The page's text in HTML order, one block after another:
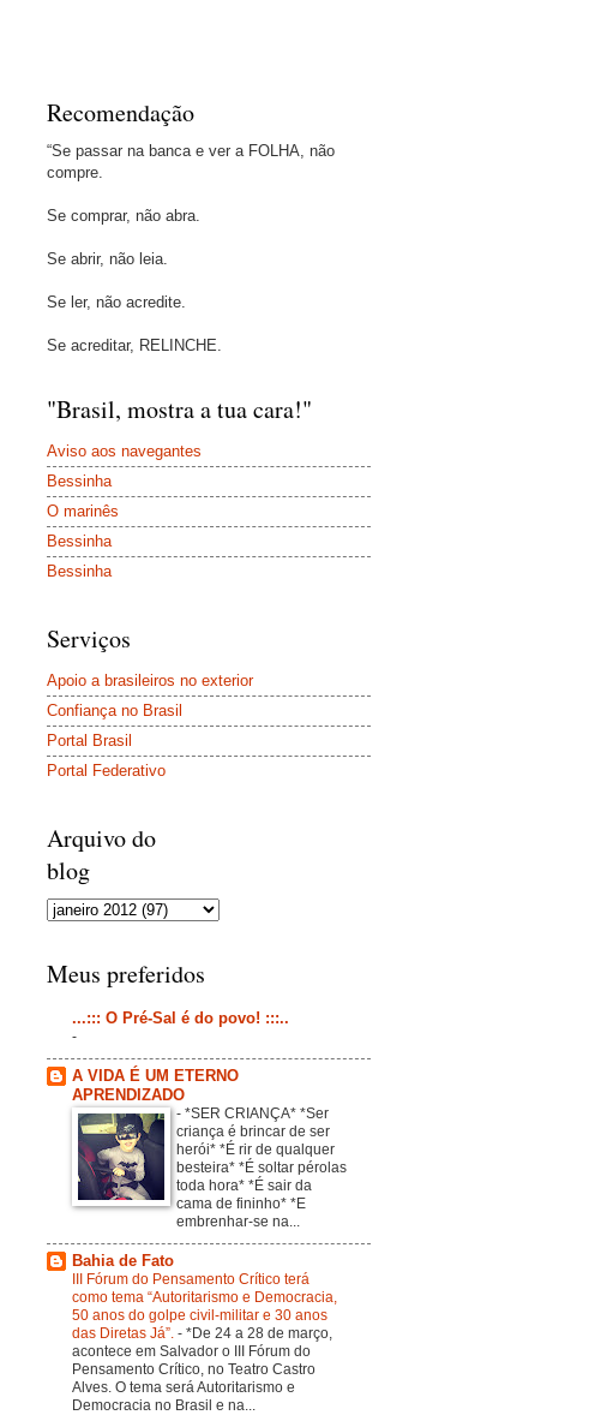
Recomendação
“Se passar na banca e ver a FOLHA, não
compre.
Se comprar, não abra.
Se abrir, não leia.
Se ler, não acredite.
Se acreditar, RELINCHE.
"Brasil, mostra a tua cara!"
Aviso aos navegantes
Bessinha
O marinês
Bessinha
Bessinha
Serviços
Apoio a brasileiros no exterior
Confiança no Brasil
Portal Brasil
Portal Federativo
Arquivo do
blog
Meus preferidos
...::: O Pré-Sal é do povo! :::..
-
A VIDA É UM ETERNO
APRENDIZADO
- *SER CRIANÇA* *Ser
criança é brincar de ser
herói* *É rir de qualquer
besteira* *É soltar pérolas
toda hora* *É sair da
cama de fininho* *E
embrenhar-se na...
Bahia de Fato
III Fórum do Pensamento Crítico terá
como tema “Autoritarismo e Democracia,
50 anos do golpe civil-militar e 30 anos
das Diretas Já”. - *De 24 a 28 de março,
acontece em Salvador o III Fórum do
Pensamento Crítico, no Teatro Castro
Alves. O tema será Autoritarismo e
Democracia no Brasil e na...